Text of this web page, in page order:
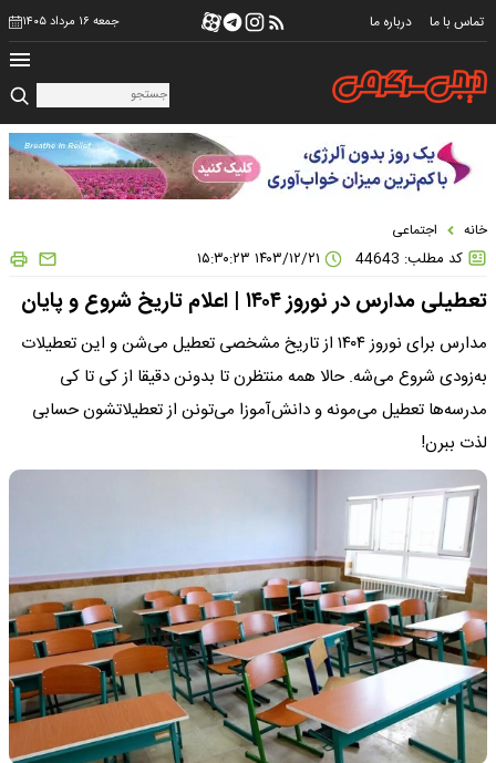
تماس با ما درباره ما جمعه ۱۶ مرداد ۱۴۰۵
خانه اجتماعی
کد مطلب: 44643
تعطیلی مدارس در نوروز ۱۴۰۴ | اعلام تاریخ شروع و پایان
مدارس برای نوروز ۱۴۰۴ از تاریخ مشخصی تعطیل می‌شن و این تعطیلات
به‌زودی شروع می‌شه. حالا همه منتظرن تا بدونن دقیقا از کی تا کی
مدرسه‌ها تعطیل می‌مونه و دانش‌آموزا می‌تونن از تعطیلاتشون حسابی
لذت ببرن!